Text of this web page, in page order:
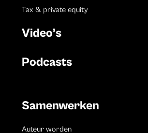
Tax & private equity
Video’s
Podcasts
Samenwerken
Auteur worden